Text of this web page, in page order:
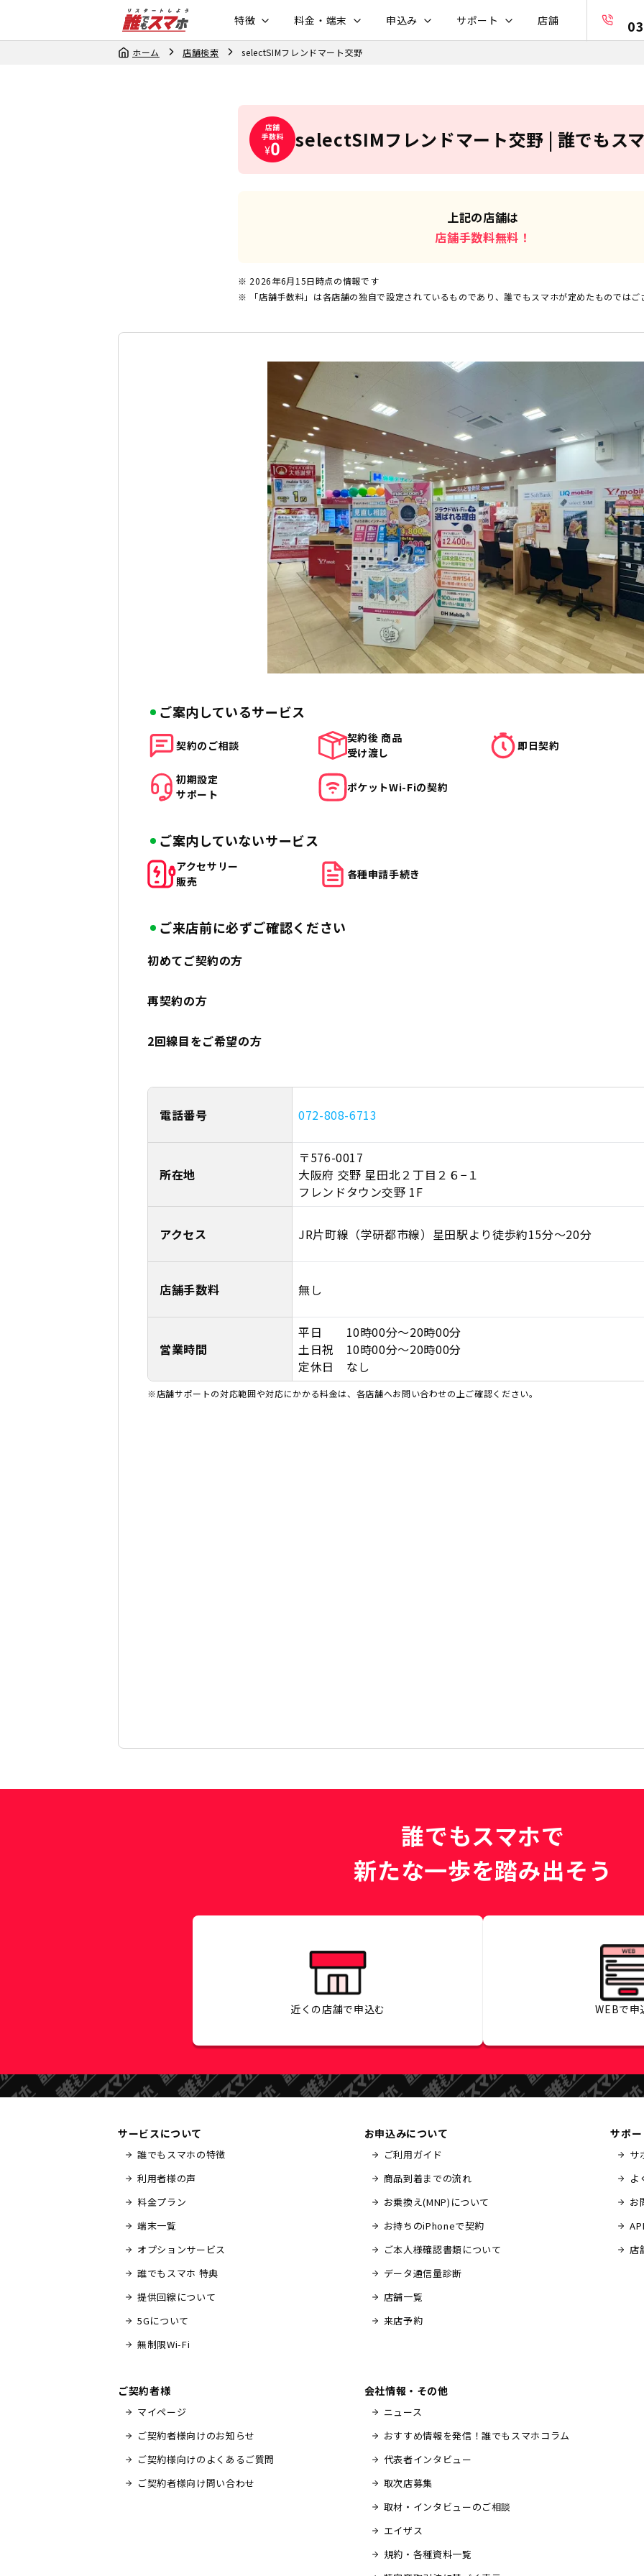
特徴 料金・端末 申込み サポート 店舗
ホーム 店舗検索 selectSIMフレンドマート交野
selectSIMフレンドマート交野 | 誰でもス
上記の店舗は
店舗手数料無料！
2026年6月15日時点の情報です
「店舗手数料」は各店舗の独自で設定されているものであり、誰でもスマホが定めたものでは
ご案内しているサービス
契約の ご相談
契約後 商品
受け渡し
即日契約
初期設定
サポート
ポケットWi-Fiの契約
ご案内していないサービス
アクセサリー
販売
各種申請手続き
ご来店前に必ずご確認ください
初めてご契約の方
再契約の方
2回線目をご希望の方
電話番号 072-808-6713
所在地
〒576-0017
大阪府 交野 星田北２丁目２６−１
フレンドタウン交野 1F
アクセス JR片町線（学研都市線）星田駅より徒歩約15分～20分
店舗手数料 無し
営業時間
平日 10時00分～20時00分
土日祝 10時00分～20時00分
定休日 なし
※店舗サポートの対応範囲や対応にかかる料金は、各店舗へお問い合わせの上ご確認ください。
誰でもスマホで
新たな一歩を踏み出そう
近くの店舗で申込む WEBで申
サービスについて
誰でもスマホの特徴
利用者様の声
料金プラン
端末一覧
オプションサービス
誰でもスマホ 特典
提供回線について
5Gについて
無制限Wi-Fi
お申込みについて
ご利用ガイド
商品到着までの流れ
お乗換え(MNP)について
お持ちのiPhoneで契約
ご本人様確認書類について
データ通信量診断
店舗一覧
来店予約
サポ
サ
よ
お
店
ご契約者様
マイページ
ご契約者様向けのお知らせ
ご契約様向けのよくあるご質問
ご契約者様向け問い合わせ
会社情報・その他
ニュース
おすすめ情報を発信！誰でもスマホコラム
代表者インタビュー
取次店募集
取材・インタビューのご相談
エイザス
規約・各種資料一覧